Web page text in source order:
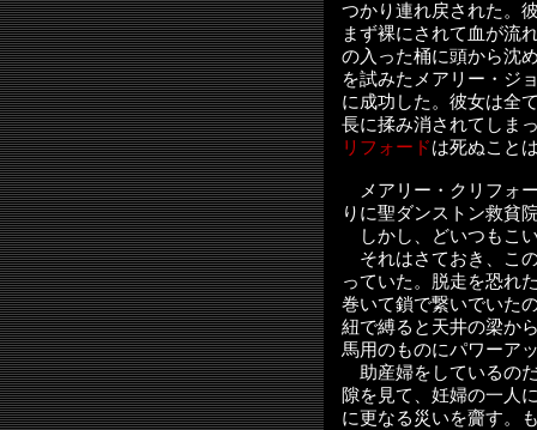
つかり連れ戻された。
まず裸にされて血が流
の入った桶に頭から沈
を試みたメアリー・ジ
に成功した。彼女は全
長に揉み消されてしま
リフォードは死ぬこと
メアリー・クリフォ
りに聖ダンストン救貧
しかし、どいつもこ
それはさておき、こ
っていた。脱走を恐れ
巻いて鎖で繋いでいた
紐で縛ると天井の梁か
馬用のものにパワーア
助産婦をしているの
隙を見て、妊婦の一人
に更なる災いを齎す。